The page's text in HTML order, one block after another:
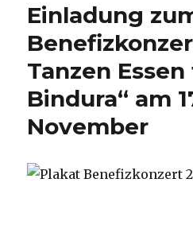
Einladung
Tanzen
Bindura“ am
November